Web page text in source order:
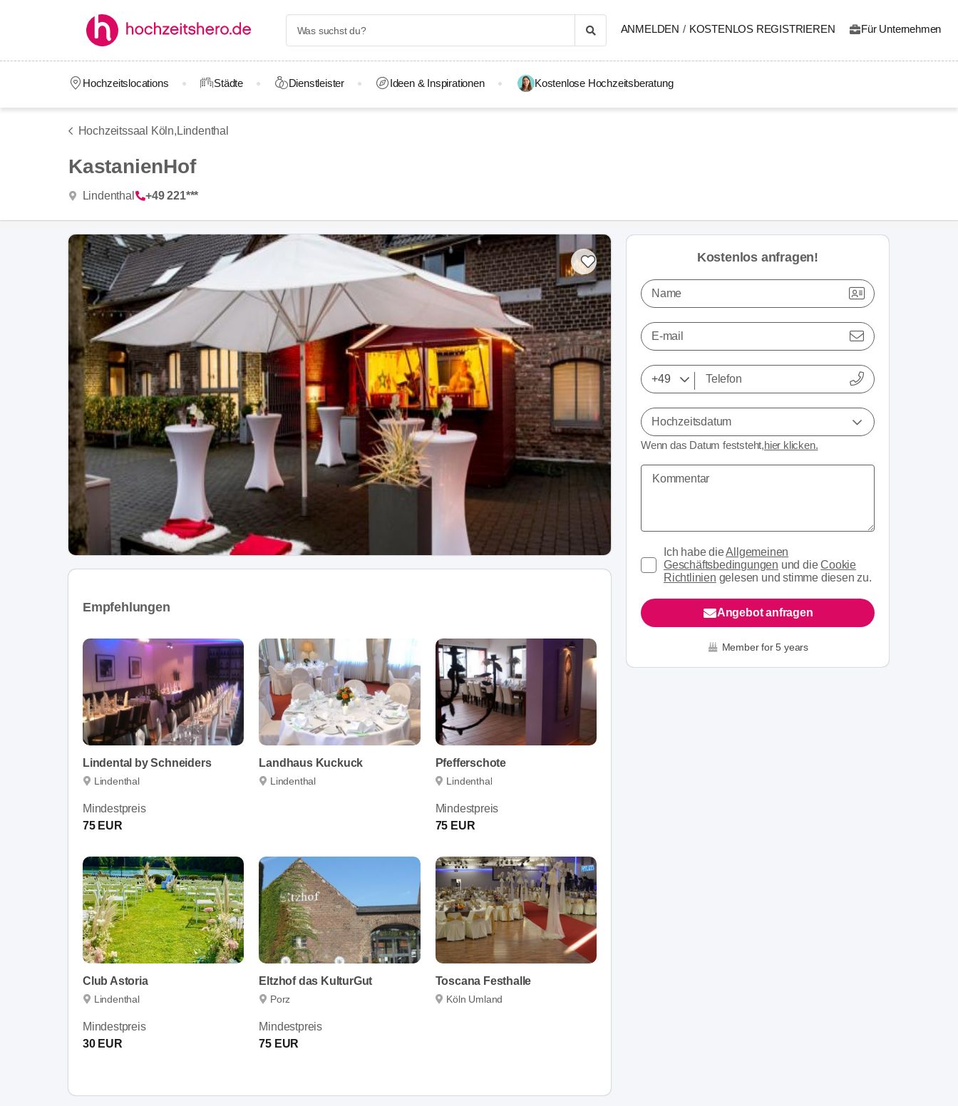
ANMELDEN / KOSTENLOS REGISTRIEREN Für Unternehmen
Hochzeitslocations Städte Dienstleister Ideen & Inspirationen Kostenlose Hochzeitsberatung
Hochzeitssaal Köln, Lindenthal
KastanienHof
Lindenthal +49 221***
Empfehlungen
Lindental by Schneiders
Lindenthal
Mindestpreis
75 EUR
Landhaus Kuckuck
Lindenthal
Pfefferschote
Lindenthal
Mindestpreis
75 EUR
Club Astoria
Lindenthal
Mindestpreis
30 EUR
Eltzhof das KulturGut
Porz
Mindestpreis
75 EUR
Toscana Festhalle
Köln Umland
Kostenlos anfragen!
Name
E-mail
Hochzeitsdatum
Wenn das Datum feststeht,hier klicken.
Ich habe dieAllgemeinen
Geschäftsbedingungen und dieCookie
Richtlinien gelesen und stimme diesen zu.
Angebot anfragen
Member for 5 years